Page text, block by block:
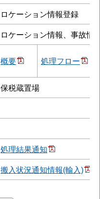
ロケーション情報登録
ロケーション情報、事故情
概要 処理フロー
保税蔵置場
処理結果通知
搬入状況通知情報(輸入)